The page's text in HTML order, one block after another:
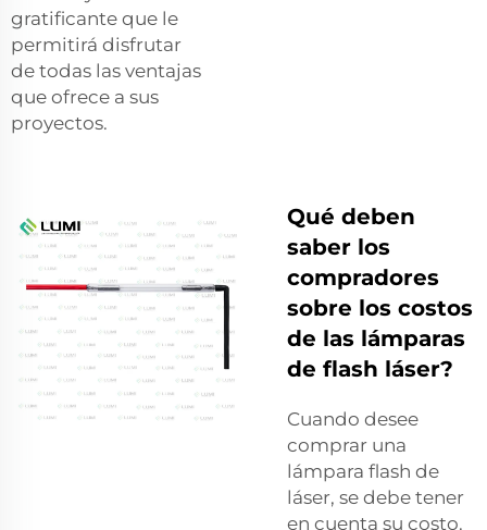
gratificante que le
permitirá disfrutar
de todas las ventajas
que ofrece a sus
proyectos.
Qué deben
saber los
compradores
sobre los costos
de las lámparas
de flash láser?
Cuando desee
comprar una
lámpara flash de
láser, se debe tener
en cuenta su costo.